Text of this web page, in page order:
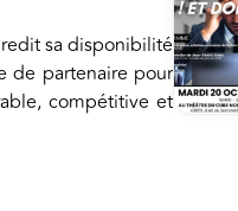
sa disponibilité
de partenaire pour
compétitive et